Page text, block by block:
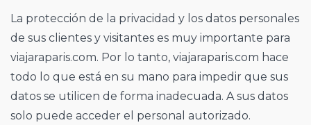
La protección de la privacidad y los datos personales
de sus clientes y visitantes es muy importante para
viajaraparis.com. Por lo tanto, viajaraparis.com hace
todo lo que está en su mano para impedir que sus
datos se utilicen de forma inadecuada. A sus datos
solo puede acceder el personal autorizado.